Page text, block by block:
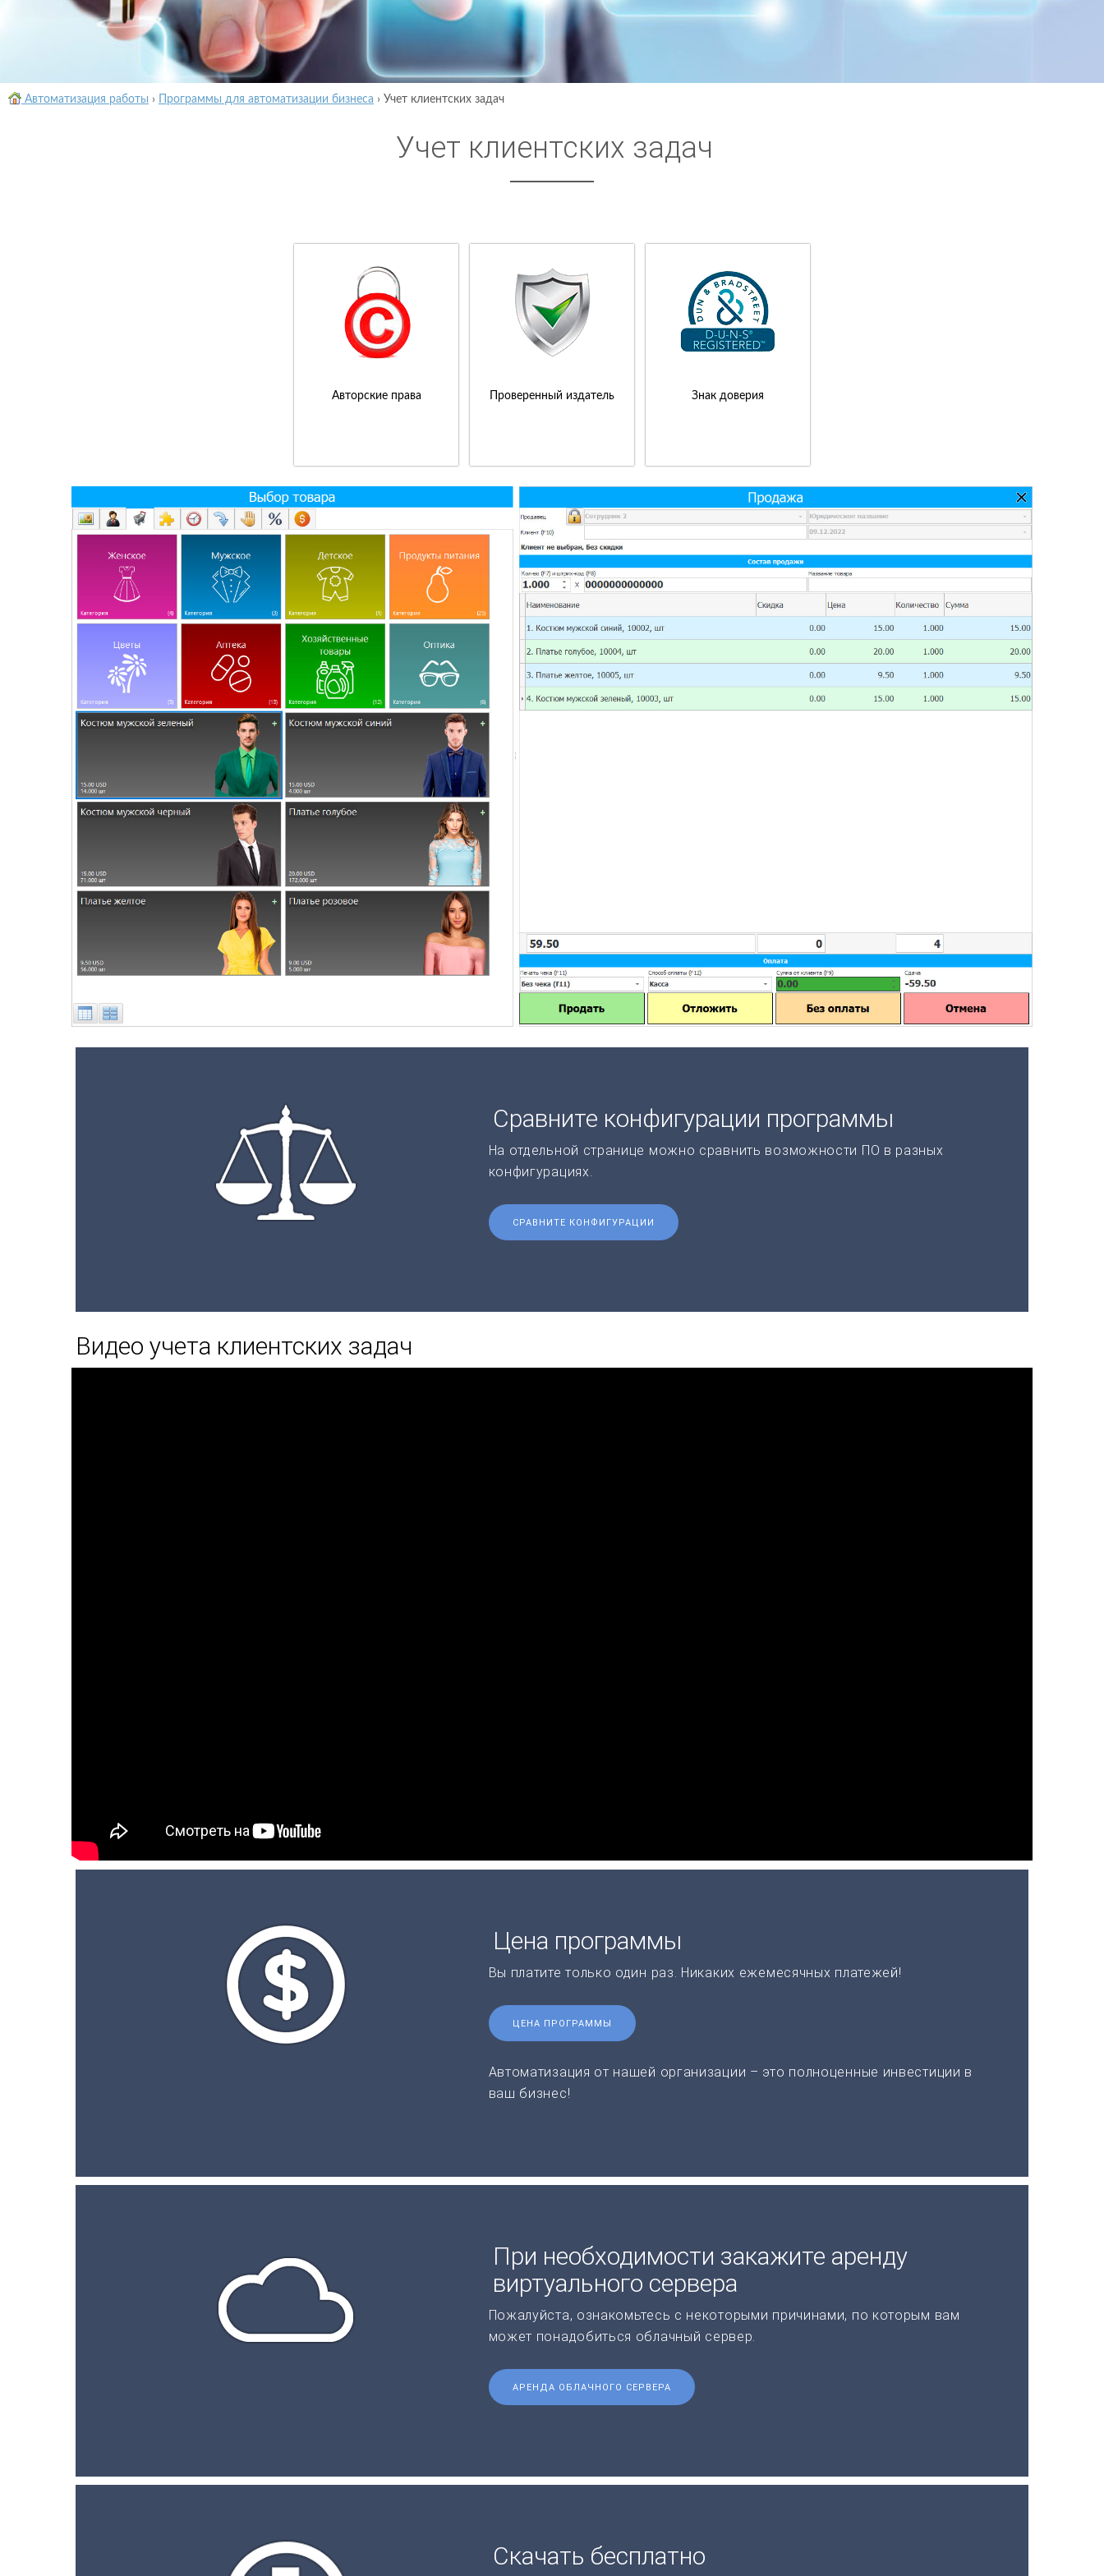
Автоматизация работы › Программы для автоматизации бизнеса › Учет клиентских задач
Учет клиентских задач
Авторские права Проверенный издатель Знак доверия
Сравните конфигурации программы
На отдельной странице можно сравнить возможности ПО в разных
конфигурациях.
СРАВНИТЕ КОНФИГУРАЦИИ
Видео учета клиентских задач
Цена программы
Вы платите только один раз. Никаких ежемесячных платежей!
ЦЕНА ПРОГРАММЫ
Автоматизация от нашей организации – это полноценные инвестиции в
ваш бизнес!
При необходимости закажите аренду
виртуального сервера
Пожалуйста, ознакомьтесь с некоторыми причинами, по которым вам
может понадобиться облачный сервер.
АРЕНДА ОБЛАЧНОГО СЕРВЕРА
Скачать бесплатно